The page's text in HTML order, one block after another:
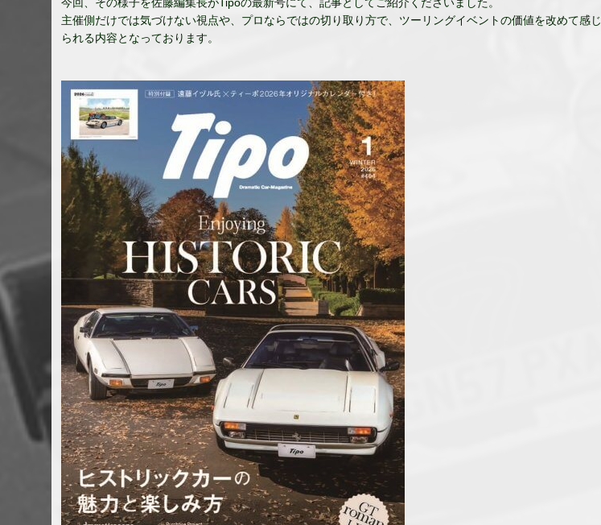
今回、その様子を佐藤編集長がTipoの最新号にて、記事としてご紹介くださいました。
主催側だけでは気づけない視点や、プロならではの切り取り方で、ツーリングイベントの価値を改めて感じ
られる内容となっております。